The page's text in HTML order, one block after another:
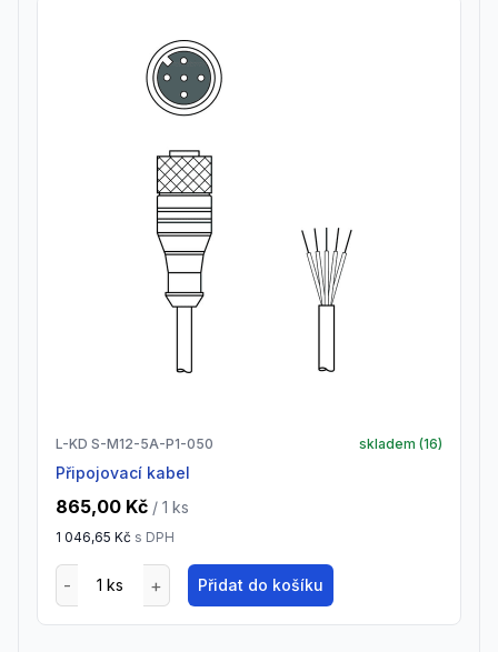
L-KD S-M12-5A-P1-050 skladem (16)
Připojovací kabel
865,00 Kč / 1 ks
1 046,65 Kč s DPH
Přidat do košíku